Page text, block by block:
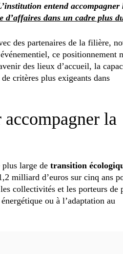
entend accompagner
d’affaires dans un cadre plus
des partenaires de la filière,
ce positionnement
des lieux d’accueil, la
critères plus exigeants dans
la
large de transition
milliard d’euros sur cinq ans
collectivités et les porteurs de
ou à l’adaptation au